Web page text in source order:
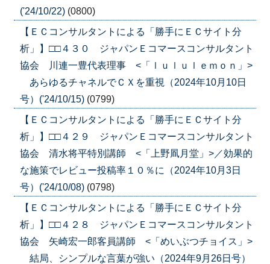
('24/10/22) (0800)
【ＥＣコンサルタントによる「勝手にＥＣサイト分
析」】□□４３０ ジャパンＥコマースコンサルタント
協会 川連一豊代表理事 <「ｌｕｌｕｌｅｍｏｎ」>
あらゆるチャネルでＣＸを重視（2024年10月10日
号）('24/10/15) (0799)
【ＥＣコンサルタントによる「勝手にＥＣサイト分
析」】□□４２９ ジャパンＥコマースコンサルタント
協会 清水将平特別講師 <「上野凮月堂」>／効果的
な施策でレビュー投稿率１０％に（2024年10月3日
号）('24/10/08) (0798)
【ＥＣコンサルタントによる「勝手にＥＣサイト分
析」】□□４２８ ジャパンＥコマースコンサルタント
協会 矢崎宏一郎客員講師 <「めいぶつチョイス」>
結局、シンプルな言葉が強い（2024年9月26日号）